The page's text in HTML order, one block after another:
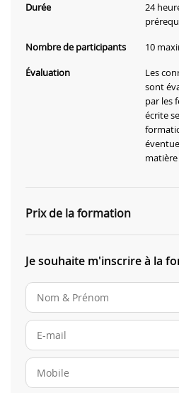
Durée
24
Nombre de participants
10
Évaluation
Les
sont
par les
écrite
Prix de la formation
Je souhaite m'inscrire à la